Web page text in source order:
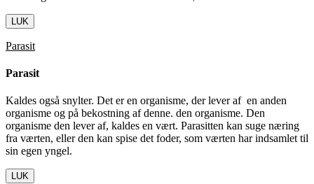
LUK
Parasit
Parasit
Kaldes også snylter. Det er en organisme, der lever af en anden
organisme og på bekostning af denne. den organisme. Den
organisme den lever af, kaldes en vært. Parasitten kan suge næring
fra værten, eller den kan spise det foder, som værten har indsamlet til
sin egen yngel.
LUK